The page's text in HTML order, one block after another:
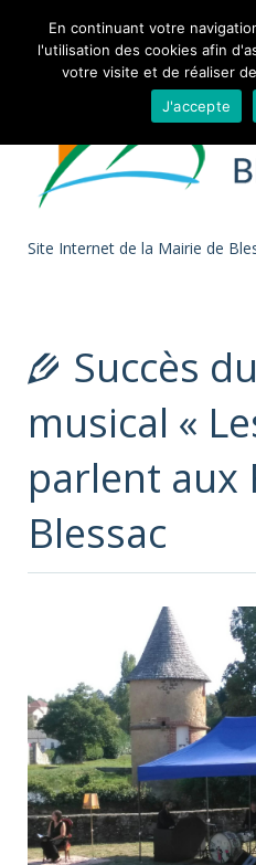
Site Internet de la Mairie de
Succès
musical «
parlent aux
Blessac
En continuant votre
l'utilisation des cookies afin
votre visite et de réaliser
J'accepte